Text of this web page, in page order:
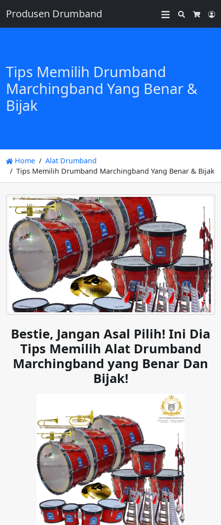
Produsen Drumband
Search
Tips Memilih Drumband
Marchingband Yang Benar &
Bijak
Home
Alat Drumband
Tips Memilih Drumband Marchingband Yang Benar & Bijak
Bestie, Jangan Asal Pilih! Ini Dia
Tips Memilih Alat Drumband
Marchingband yang Benar Dan
Bijak!